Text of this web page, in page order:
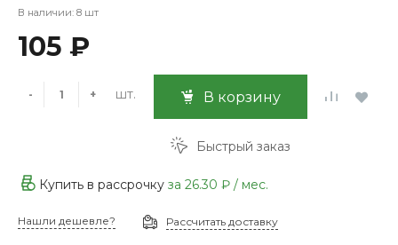
В наличии: 8 шт
105 ₽
- + шт. В корзину
Быстрый заказ
Купить в рассрочку за 26.30 ₽ / мес.
Нашли дешевле? Рассчитать доставку